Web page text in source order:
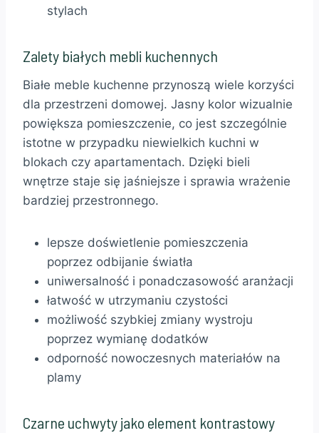
stylach
Zalety białych mebli kuchennych
Białe meble kuchenne przynoszą wiele korzyści
dla przestrzeni domowej. Jasny kolor wizualnie
powiększa pomieszczenie, co jest szczególnie
istotne w przypadku niewielkich kuchni w
blokach czy apartamentach. Dzięki bieli
wnętrze staje się jaśniejsze i sprawia wrażenie
bardziej przestronnego.
lepsze doświetlenie pomieszczenia
poprzez odbijanie światła
uniwersalność i ponadczasowość aranżacji
łatwość w utrzymaniu czystości
możliwość szybkiej zmiany wystroju
poprzez wymianę dodatków
odporność nowoczesnych materiałów na
plamy
Czarne uchwyty jako element kontrastowy